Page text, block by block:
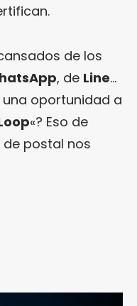
de los
, de Line…
oportunidad a
«? Eso de
postal nos